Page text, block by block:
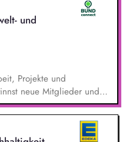
und
Projekte und
neue Mitglieder und
und Naturschutz. Du
und Klimaschutz nach
unterstützt Kampagnen